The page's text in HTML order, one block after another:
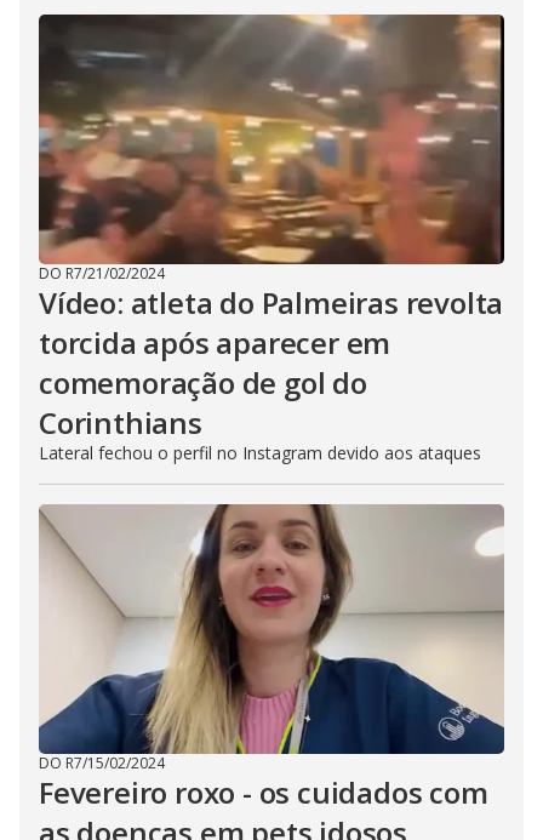
DO R7/21/02/2024
Vídeo: atleta do Palmeiras revolta
torcida após aparecer em
comemoração de gol do
Corinthians
Lateral fechou o perfil no Instagram devido aos ataques
DO R7/15/02/2024
Fevereiro roxo - os cuidados com